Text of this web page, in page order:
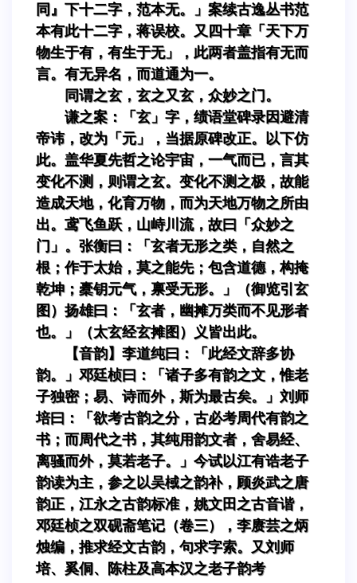
同』下十二字，范本无。」案续古逸丛书范
本有此十二字，蒋误校。又四十章「天下万
物生于有，有生于无」，此两者盖指有无而
言。有无异名，而道通为一。
同谓之玄，玄之又玄，众妙之门。
谦之案：「玄」字，绩语堂碑录因避清
帝讳，改为「元」，当据原碑改正。以下仿
此。盖华夏先哲之论宇宙，一气而已，言其
变化不测，则谓之玄。变化不测之极，故能
造成天地，化育万物，而为天地万物之所由
出。鸢飞鱼跃，山峙川流，故曰「众妙之
门」。张衡曰：「玄者无形之类，自然之
根；作于太始，莫之能先；包含道德，构掩
乾坤；橐钥元气，禀受无形。」（御览引玄
图）扬雄曰：「玄者，幽摊万类而不见形者
也。」（太玄经玄摊图）义皆出此。
【音韵】李道纯曰：「此经文辞多协
韵。」邓廷桢曰：「诸子多有韵之文，惟老
子独密；易、诗而外，斯为最古矣。」刘师
培曰：「欲考古韵之分，古必考周代有韵之
书；而周代之书，其纯用韵文者，舍易经、
离骚而外，莫若老子。」今试以江有诰老子
韵读为主，参之以吴棫之韵补，顾炎武之唐
韵正，江永之古韵标准，姚文田之古音谐，
邓廷桢之双砚斋笔记（卷三），李赓芸之炳
烛编，推求经文古韵，句求字索。又刘师
培、奚侗、陈柱及高本汉之老子韵考